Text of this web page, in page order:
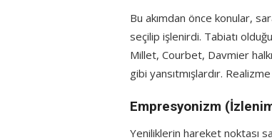
Bu akımdan önce konular,
seçilip işlenirdi. Tabiatı
Millet, Courbet, Davmier
gibi yansıtmışlardır.
Empresyonizm
Yeniliklerin hareket noktası